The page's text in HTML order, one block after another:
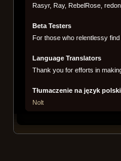
Rasyr, Ray, RebelRose,
Beta Testers
For those who relentlessy
Language Translators
Thank you for efforts in
Tłumaczenie na język polski
Nolt